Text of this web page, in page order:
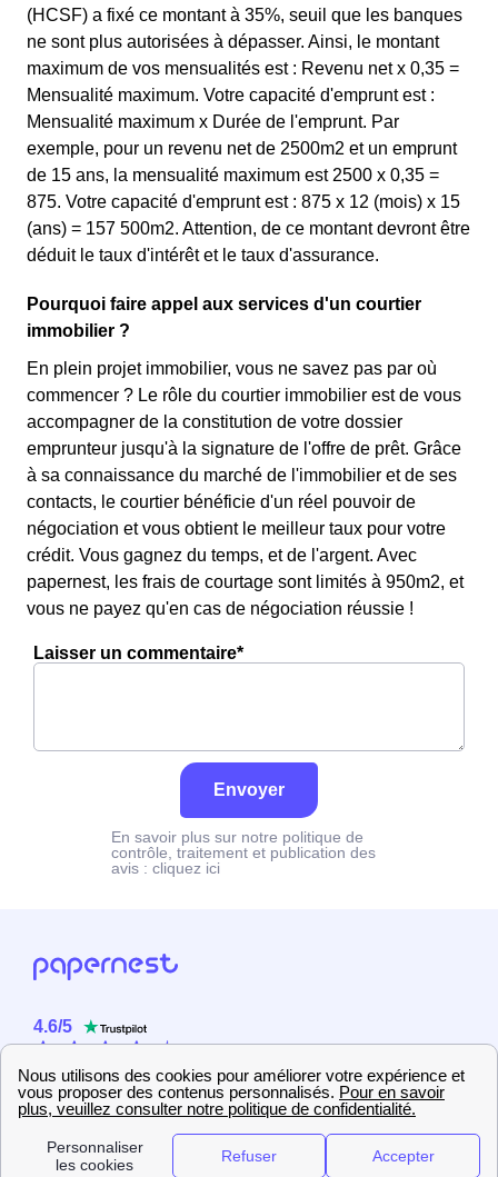
(HCSF) a fixé ce montant à 35%, seuil que les banques
ne sont plus autorisées à dépasser. Ainsi, le montant
maximum de vos mensualités est : Revenu net x 0,35 =
Mensualité maximum. Votre capacité d'emprunt est :
Mensualité maximum x Durée de l'emprunt. Par
exemple, pour un revenu net de 2500m2 et un emprunt
de 15 ans, la mensualité maximum est 2500 x 0,35 =
875. Votre capacité d'emprunt est : 875 x 12 (mois) x 15
(ans) = 157 500m2. Attention, de ce montant devront être
déduit le taux d'intérêt et le taux d'assurance.
Pourquoi faire appel aux services d'un courtier
immobilier ?
En plein projet immobilier, vous ne savez pas par où
commencer ? Le rôle du courtier immobilier est de vous
accompagner de la constitution de votre dossier
emprunteur jusqu'à la signature de l'offre de prêt. Grâce
à sa connaissance du marché de l'immobilier et de ses
contacts, le courtier bénéficie d'un réel pouvoir de
négociation et vous obtient le meilleur taux pour votre
crédit. Vous gagnez du temps, et de l'argent. Avec
papernest, les frais de courtage sont limités à 950m2, et
vous ne payez qu'en cas de négociation réussie !
Laisser un commentaire*
Envoyer
En savoir plus sur notre politique de
contrôle, traitement et publication des
avis : cliquez ici
4.6/5
2358 utilisateurs